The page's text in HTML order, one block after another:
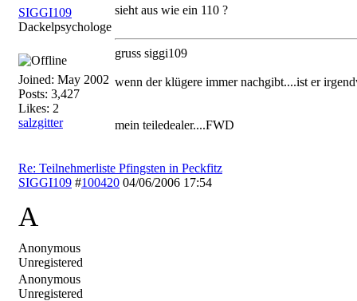
SIGGI109
Dackelpsychologe
Joined: May 2002
Posts: 3,427
Likes: 2
salzgitter
sieht aus wie ein 110 ?
gruss siggi109
wenn der klügere immer nachgibt....ist er
mein teiledealer....FWD
Re: Teilnehmerliste Pfingsten in Peckfitz
SIGGI109 #100420 04/06/2006 17:54
A
Anonymous
Unregistered
Anonymous
Unregistered